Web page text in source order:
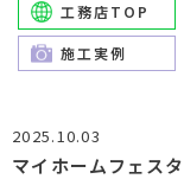
工務店TOP
施工実例
2025.10.03
マイホームフェス